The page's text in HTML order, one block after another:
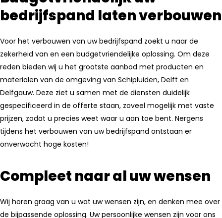
bedrijfspand laten verbouwen
Voor het verbouwen van uw bedrijfspand zoekt u naar de
zekerheid van en een budgetvriendelijke oplossing. Om deze
reden bieden wij u het grootste aanbod met producten en
materialen van de omgeving van Schipluiden, Delft en
Delfgauw. Deze ziet u samen met de diensten duidelijk
gespecificeerd in de offerte staan, zoveel mogelijk met vaste
prijzen, zodat u precies weet waar u aan toe bent. Nergens
tijdens het verbouwen van uw bedrijfspand ontstaan er
onverwacht hoge kosten!
Compleet naar al uw wensen
Wij horen graag van u wat uw wensen zijn, en denken mee over
de bijpassende oplossing. Uw persoonlijke wensen zijn voor ons